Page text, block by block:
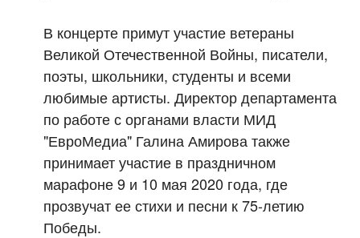
В концерте примут участие ветераны
Великой Отечественной Войны, писатели,
поэты, школьники, студенты и всеми
любимые артисты. Директор департамента
по работе с органами власти МИД
"ЕвроМедиа" Галина Амирова также
принимает участие в праздничном
марафоне 9 и 10 мая 2020 года, где
прозвучат ее стихи и песни к 75-летию
Победы.